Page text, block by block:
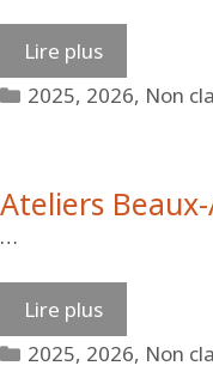
Lire plus
Catégories
2025, 2026, Non
Ateliers
…
Lire plus
Catégories
2025, 2026, Non